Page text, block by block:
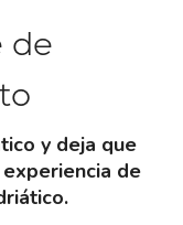
de
y deja que
de